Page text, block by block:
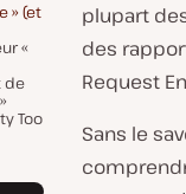
» (et
«
de
Too
plupart
des
Request
Sans le